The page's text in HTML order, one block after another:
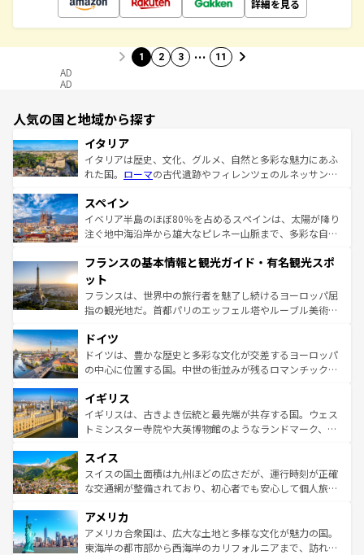
詳細を見る
1 2 3 … 11
AD
AD
人気の国と地域から探す
イタリア
イタリアは歴史、文化、グルメ、自然と多彩な魅力にあふ
れた国。 ローマの古代遺跡やフィレンツェのルネッサンス
ろん、トスカーナの美しい田園風景やアマルフィ海岸の絶
景など、自然景観も見逃せない。観光の合間には、本場の
ピザやパスタなど、絶品のイタリア料理を堪能することも
ませてくれるイタリアで、忘れられない旅をしてみよう！
なお、新着のイタリア情報は
しい。
スペイン
イベリア半島のほぼ80％を占めるスペインは、太陽が降り
注ぐ地中海沿岸から雄大なピレネー山脈まで、多彩な自然
文化が根付くこの国では、情熱的なフラメンコ、熱気あふ
れる闘牛、そして美味しいタパスが生活の一部となってい
る。首都マドリードの洗練された雰囲気や、バルセロナの
アートに溢れた街角から、地方では古代ローマ遺跡や中世
せる。地方によって風土や気候が異なるスペインはその個
性で訪れる人を魅了する。 なお、新着のスペイン情報は コ
ンテンツ一覧を参照してほしい。
フランスの基本情報と観光ガイド・有名観光スポ
ット
フランスは、世界中の旅行者を魅了し続けるヨーロッパ屈
指の観光地だ。首都パリのエッフェル塔やルーブル美術館
で、幅広い魅力が詰まっている。華麗な宮殿、歴史的な大
聖堂、美しいビーチ、そして豊かな自然が、訪れる者を心
から魅了する。また、フランスは美食の国としても知ら
いる。シャンパンの発祥地であるランス、プロヴァンスの
香り高いラベンダー畑など、多彩な楽しみ方が可能だ。さ
らに、パリ以外の地域にも魅力が溢れており、どの街角に
れる地方に足を運ぶとそれぞれで全く異なる文化を体験で
きるだろう。 なお、新着のフランス情報はコンテンツ一覧
を参照してほしい。
ドイツ
ドイツは、豊かな歴史と多彩な文化が交差するヨーロッパ
の中心に位置する国。中世の街並みが残るロマンチック街
顔を持つこの国は、どこを歩いても飽きることがない。ベ
ルリンの文化的活気、バイエルン州のアルプスの絶景、そ
してライン川沿いのワイン畑といった風景は必見。ビール
は、お酒好きな人にはぜひ体験してほしい。 なお、新着の
ドイツ情報はコンテンツ一覧を参照してほしい。
イギリス
イギリスは、古きよき伝統と最先端が共存する国。ウェス
トミンスター寺院や大英博物館のようなランドマーク、歴
リアごとに異なる魅力がある。また、優雅なアフタヌーン
ティー、ビール好きにはたまらない英国パブ、サッカー観
戦など、本場だからこそできる体験も豊富。イギリスを旅
ンツ一覧を参照してほしい。
スイス
スイスの国土面積は九州ほどの広さだが、運行時刻が正確
な交通網が整備されており、初心者でも安心して個人旅行
の建物がそのまま残る町や、スイスならではのユニークな
博物館もあり、アルプス観光だけでなく町歩きも満喫する
ことができる。国民の所得が高いため物価も高いが、旅行
アメリカ
アメリカ合衆国は、広大な土地と多様な文化が魅力の国。
東海岸の都市部から西海岸のカリフォルニアまで、訪れる